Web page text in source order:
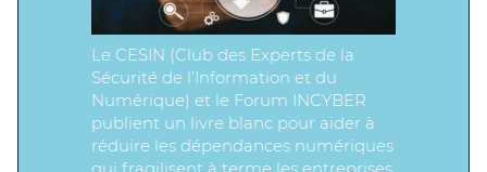
Le CESIN (Club des Experts de la
Sécurité de l’Information et du
Numérique) et le Forum INCYBER
publient un livre blanc pour aider à
réduire les dépendances numériques